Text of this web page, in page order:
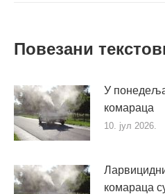
Повезани
У
комараца
10. јул 2026.
комараца